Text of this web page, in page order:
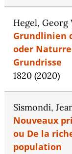
Hegel, Georg
Grundlinien
oder
Grundrisse
1820 (2020)
Sismondi,
Nouveaux
ou De la
population